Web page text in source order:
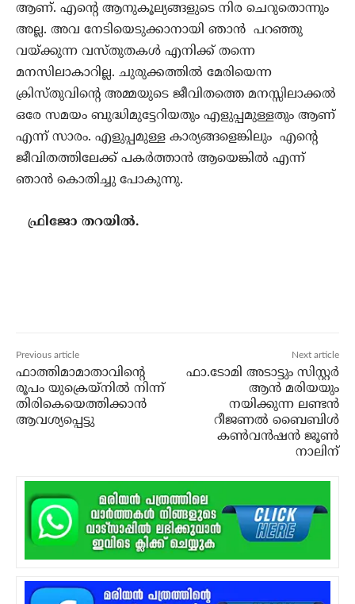
ആണ്. എന്‍റെ ആനുകൂല്യങ്ങളുടെ നിര ചെറുതൊന്നും
അല്ല. അവ നേടിയെടുക്കാനായി ഞാൻ പറഞ്ഞു
വയ്ക്കുന്ന വസ്തുതകൾ എനിക്ക് തന്നെ
മനസിലാകാറില്ല. ചുരുക്കത്തിൽ മേരിയെന്ന
ക്രിസ്തുവിന്‍റെ അമ്മയുടെ ജീവിതത്തെ മനസ്സിലാക്കൽ
ഒരേ സമയം ബുദ്ധിമുട്ടേറിയതും എളുപ്പമുള്ളതും ആണ്
എന്ന് സാരം. എളുപ്പമുള്ള കാര്യങ്ങളെങ്കിലും എന്‍റെ
ജീവിതത്തിലേക്ക് പകർത്താൻ ആയെങ്കിൽ എന്ന്
ഞാൻ കൊതിച്ചു പോകുന്നു.
ഫ്രിജോ തറയിൽ.
Previous article
ഫാത്തിമാമാതാവിന്റെ
രൂപം യുക്രെയ്‌നില്‍ നിന്ന്
തിരികെയെത്തിക്കാന്‍
ആവശ്യപ്പെട്ടു
Next article
ഫാ.ടോമി അടാട്ടും സിസ്റ്റര്‍
ആന്‍ മരിയയും
നയിക്കുന്ന ലണ്ടന്‍
റീജണല്‍ ബൈബിള്‍
കണ്‍വന്‍ഷന്‍ ജൂണ്‍
നാലിന്